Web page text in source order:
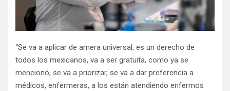
“Se va a aplicar de amera universal, es un derecho de
todos los mexicanos, va a ser gratuita, como ya se
mencionó, se va a priorizar, se va a dar preferencia a
médicos, enfermeras, a los están atendiendo enfermos